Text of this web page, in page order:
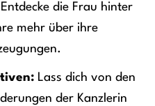
die Frau hinter
mehr über ihre
Lass dich von den
der Kanzlerin